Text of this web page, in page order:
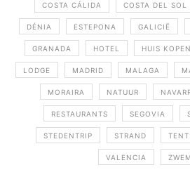
COSTA CÁLIDA COSTA DEL SOL
DÉNIA ESTEPONA GALICIË
GRANADA HOTEL HUIS KOPEN
LODGE MADRID MALAGA
MORAIRA NATUUR
RESTAURANTS SEGOVIA
STEDENTRIP STRAND TENT
VALENCIA